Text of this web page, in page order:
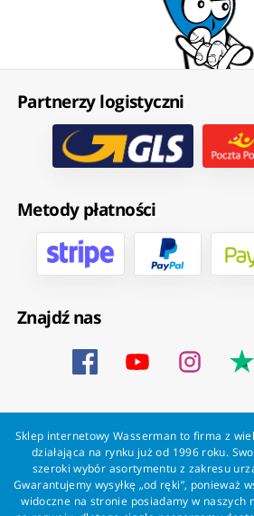
Partnerzy logistyczni
Metody płatności
Znajdź nas
Sklep internetowy Wasserman to firma z
działająca na rynku już od 1996 roku.
szeroki wybór asortymentu z zakresu
Gwarantujemy wysyłkę „od ręki”, ponieważ
widoczne na stronie posiadamy w naszych